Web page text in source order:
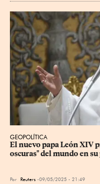
GEOPOLÍTICA
El nuevo papa León XIV
oscuras" del mundo en
Por Reuters 09/05/2025 - 21:49